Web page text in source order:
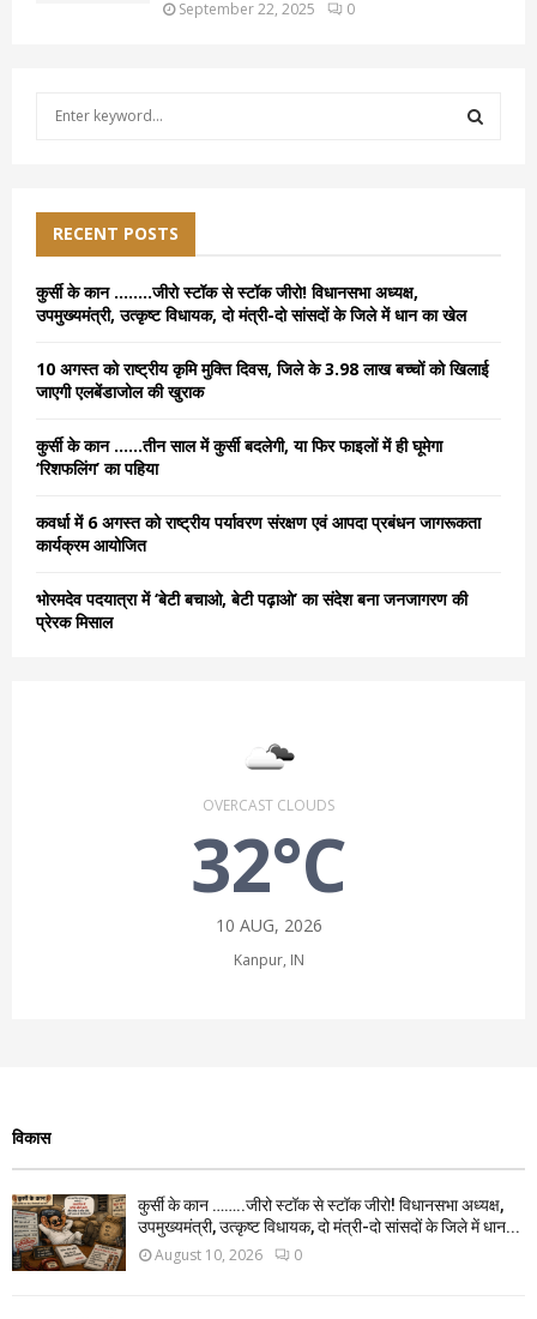
September 22, 2025 0
f
o
r
RECENT POSTS
कुर्सी के कान ……..जीरो स्टॉक से स्टॉक जीरो! विधानसभा अध्यक्ष,
उपमुख्यमंत्री, उत्कृष्ट विधायक, दो मंत्री-दो सांसदों के जिले में धान का खेल
10 अगस्त को राष्ट्रीय कृमि मुक्ति दिवस, जिले के 3.98 लाख बच्चों को खिलाई
जाएगी एलबेंडाजोल की खुराक
कुर्सी के कान ……तीन साल में कुर्सी बदलेगी, या फिर फाइलों में ही घूमेगा
‘रिशफलिंग’ का पहिया
कवर्धा में 6 अगस्त को राष्ट्रीय पर्यावरण संरक्षण एवं आपदा प्रबंधन जागरूकता
कार्यक्रम आयोजित
भोरमदेव पदयात्रा में ‘बेटी बचाओ, बेटी पढ़ाओ’ का संदेश बना जनजागरण की
प्रेरक मिसाल
OVERCAST CLOUDS
32°C
10 AUG, 2026
Kanpur, IN
विकास
कुर्सी के कान ……..जीरो स्टॉक से स्टॉक जीरो! विधानसभा अध्यक्ष,
उपमुख्यमंत्री, उत्कृष्ट विधायक, दो मंत्री-दो सांसदों के जिले में धान...
August 10, 2026 0